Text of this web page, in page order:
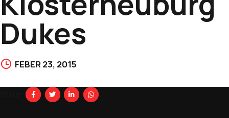
Dukes
FEBER 23, 2015